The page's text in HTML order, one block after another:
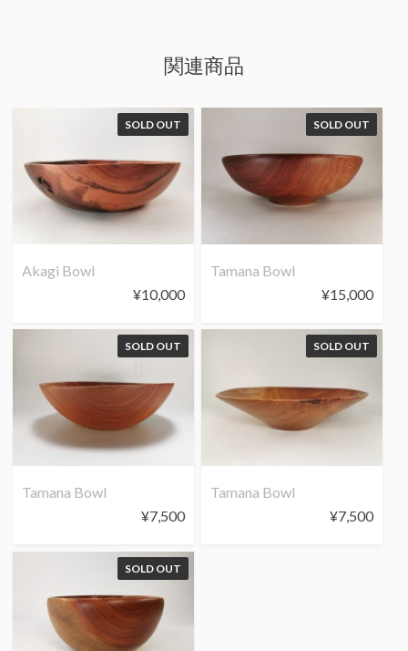
関連商品
SOLD OUT
Akagi Bowl
¥10,000
SOLD OUT
Tamana Bowl
¥15,000
SOLD OUT
Tamana Bowl
¥7,500
SOLD OUT
Tamana Bowl
¥7,500
SOLD OUT